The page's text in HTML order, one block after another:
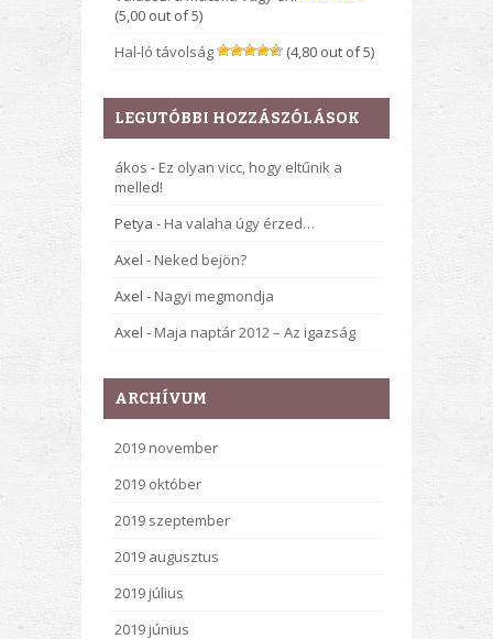
(5,00 out of 5)
Hal-ló távolság
(4,80 out of 5)
LEGUTÓBBI HOZZÁSZÓLÁSOK
ákos - Ez olyan vicc, hogy eltűnik a
melled!
Petya - Ha valaha úgy érzed…
Axel - Neked bejön?
Axel - Nagyi megmondja
Axel - Maja naptár 2012 – Az igazság
ARCHÍVUM
2019 november
2019 október
2019 szeptember
2019 augusztus
2019 július
2019 június